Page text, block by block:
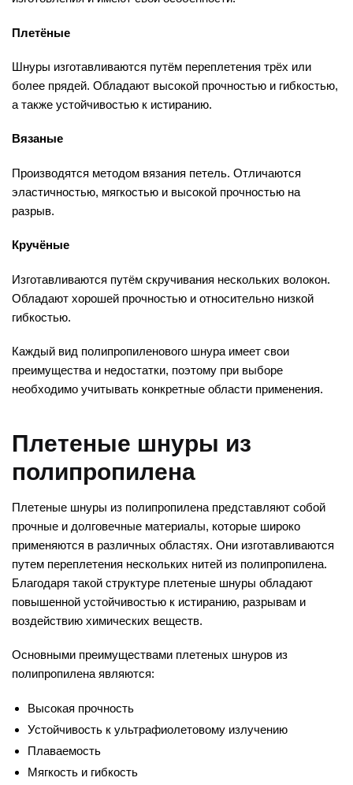
Плетёные
Шнуры изготавливаются путём переплетения трёх или
более прядей. Обладают высокой прочностью и гибкостью,
а также устойчивостью к истиранию.
Вязаные
Производятся методом вязания петель. Отличаются
эластичностью, мягкостью и высокой прочностью на
разрыв.
Кручёные
Изготавливаются путём скручивания нескольких волокон.
Обладают хорошей прочностью и относительно низкой
гибкостью.
Каждый вид полипропиленового шнура имеет свои
преимущества и недостатки, поэтому при выборе
необходимо учитывать конкретные области применения.
Плетеные шнуры из
полипропилена
Плетеные шнуры из полипропилена представляют собой
прочные и долговечные материалы, которые широко
применяются в различных областях. Они изготавливаются
путем переплетения нескольких нитей из полипропилена.
Благодаря такой структуре плетеные шнуры обладают
повышенной устойчивостью к истиранию, разрывам и
воздействию химических веществ.
Основными преимуществами плетеных шнуров из
полипропилена являются:
Высокая прочность
Устойчивость к ультрафиолетовому излучению
Плаваемость
Мягкость и гибкость